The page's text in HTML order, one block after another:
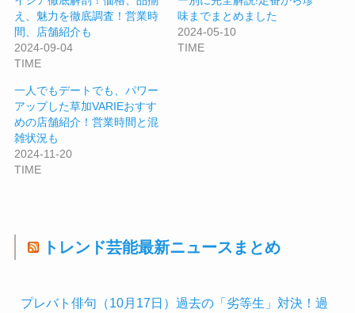
え、魅力を徹底調査！営業時
間、店舗紹介も
2024-09-04
TIME
味までまとめました
2024-05-10
TIME
一人でもデートでも、パワー
アップした草加VARIEおすす
めの店舗紹介！営業時間と混
雑状況も
2024-11-20
TIME
トレンド芸能最新ニュースまとめ
プレバト俳句（10月17日）過去の「劣等生」対決！過